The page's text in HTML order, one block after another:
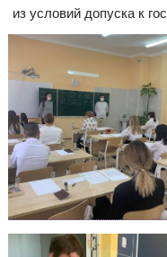
из условий допуска к